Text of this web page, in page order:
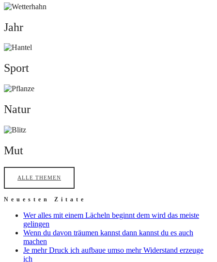
Jahr
Jahr
Sport
Sport
Natur
Natur
Mut
Mut
ALLE THEMEN
Neuesten Zitate
Wer alles mit einem Lächeln beginnt dem wird das meiste
gelingen
Wenn du davon träumen kannst dann kannst du es auch
machen
Je mehr Druck ich aufbaue umso mehr Widerstand erzeuge
ich